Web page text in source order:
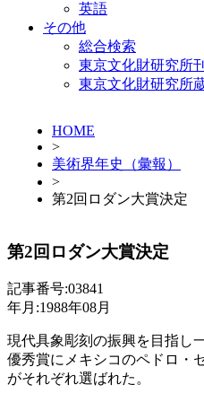
英語
その他
総合検索
東京文化財研究所
東京文化財研究所
HOME
>
美術界年史（彙報）
>
第2回ロダン大賞決定
第2回ロダン大賞決定
記事番号:03841
年月:1988年08月
現代具象彫刻の振興を目指し
優秀賞にメキシコのペドロ・
がそれぞれ選ばれた。